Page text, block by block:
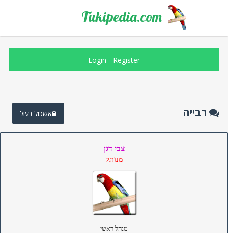
Tukipedia.com
Login - Register
אשכול נעול רבייה
צבי דגן
מנותק
מנהל ראשי